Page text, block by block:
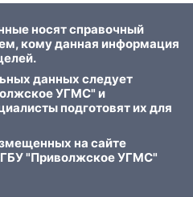
носят справочный
кому данная информация
данных следует
УГМС" и
подготовят их для
на сайте
"Приволжское УГМС"